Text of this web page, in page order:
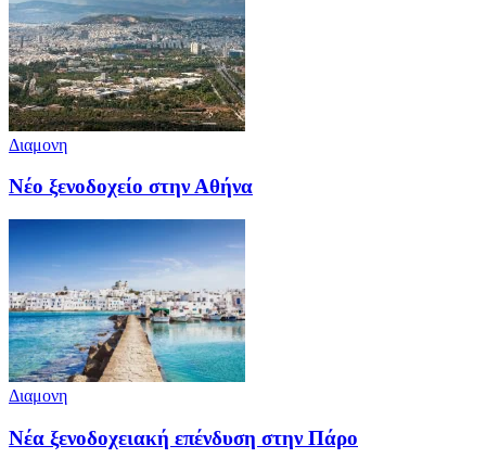
Διαμονη
Νέο ξενοδοχείο στην Αθήνα
Διαμονη
Νέα ξενοδοχειακή επένδυση στην Πάρο